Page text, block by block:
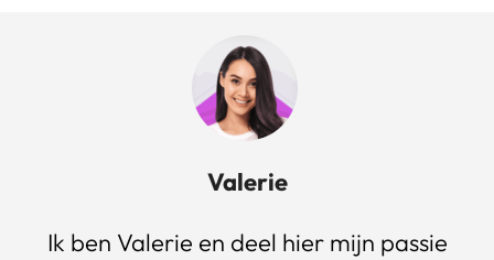
Valerie
Ik ben Valerie en deel hier mijn passie